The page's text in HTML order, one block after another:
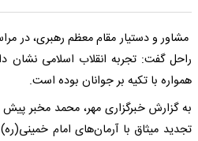
مشاور و دستیار مقام معظم رهبری، در
راحل گفت: تجربه انقلاب اسلامی نشان
همواره با تکیه بر جوانان بوده است.
به گزارش خبرگزاری مهر، محمد مخبر
تجدید میثاق با آرمان‌های امام